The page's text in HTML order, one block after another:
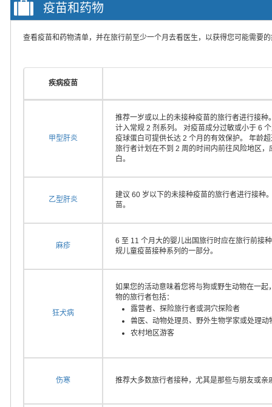
疫苗和药物
查看疫苗和药物清单，并在旅行前至少一个月去看医生，以获得您可能需要
疾病疫苗
甲型肝炎
推荐一岁或以上的未接种疫苗的旅行者进行接
计入常规 2 剂系列。 对疫苗成分过敏或小于 6
疫球蛋白可提供长达 2 个月的有效保护。 年龄
旅行者计划在不到 2 周的时间内前往风险地区
白。
乙型肝炎
建议 60 岁以下的未接种疫苗的旅行者进行接种
苗。
麻疹
6 至 11 个月大的婴儿出国旅行时应在旅行前接
规儿童疫苗接种系列的一部分。
狂犬病
如果您的活动意味着您将与狗或野生动物在一
物的旅行者包括：
露营者、探险旅行者或洞穴探险者
兽医、动物处理员、野外生物学家或处理
农村地区游客
伤寒 推荐大多数旅行者接种，尤其是那些与朋友或